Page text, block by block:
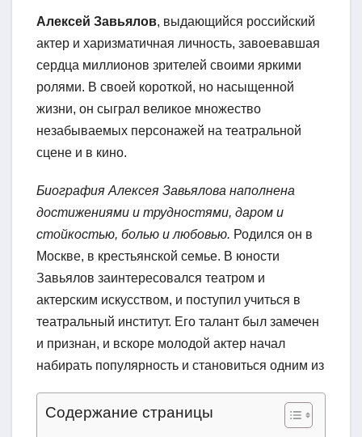
Алексей Завьялов, выдающийся российский
актер и харизматичная личность, завоевавшая
сердца миллионов зрителей своими яркими
ролями. В своей короткой, но насыщенной
жизни, он сыграл великое множество
незабываемых персонажей на театральной
сцене и в кино.
Биография Алексея Завьялова наполнена
достижениями и трудностями, даром и
стойкостью, болью и любовью. Родился он в
Москве, в крестьянской семье. В юности
Завьялов заинтересовался театром и
актерским искусством, и поступил учиться в
театральный институт. Его талант был замечен
и признан, и вскоре молодой актер начал
набирать популярность и становиться одним из
Содержание страницы